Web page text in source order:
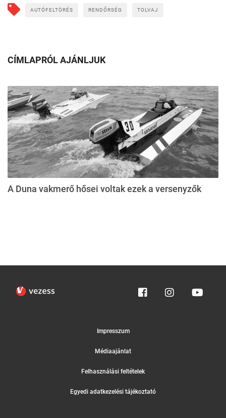
AUTÓFELTÖRÉS RENDŐRSÉG TOLVAJ
CÍMLAPRÓL AJÁNLJUK
A Duna vakmerő hősei voltak ezek a versenyzők
Impresszum
Médiaajánlat
Felhasználási feltételek
Egyedi adatkezelési tájékoztató